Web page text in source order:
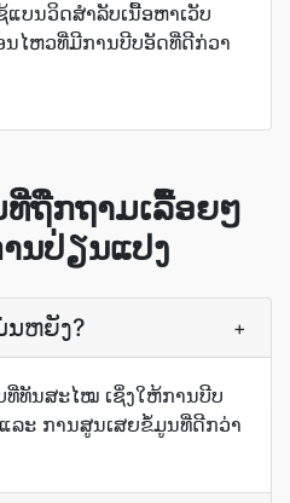
ບນວິດສຳລັບເນື້ອຫາເວັບ
ນໄຫວທີ່ມີການບີບອັດທີ່ດີກ່ວາ
ທີ່ຖືກຖາມເລື້ອຍໆ
ນປ່ຽນແປງ
ນຫຍັງ? +
ທີ່ທັນສະໄໝ ເຊິ່ງໃຫ້ການບີບ
ລະ ການສູນເສຍຂໍ້ມູນທີ່ດີກວ່າ